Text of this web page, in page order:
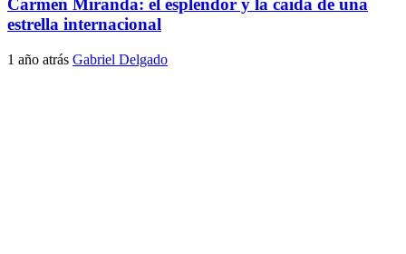
Carmen Miranda: el esplendor y la caída de una
estrella internacional
1 año atrás Gabriel Delgado